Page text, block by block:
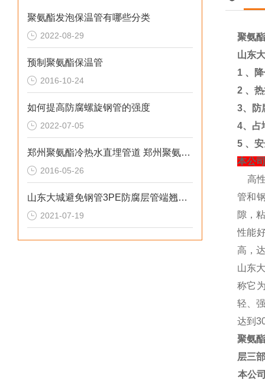
聚氨酯发泡保温管有哪些分类
2022-08-29
预制聚氨酯保温管
2016-10-24
如何提高防腐螺旋钢管的强度
2022-07-05
郑州聚氨酯冷热水直埋管道 郑州聚氨酯直埋保温管优点
2016-05-26
山东大城避免钢管3PE防腐层管端翘边的措施
2021-07-19
聚氨
山东
1 、
2 、
3、防
4、占
5 、
本公
高
管和
隙，
性能
高，
山东
称它
轻、
达到
聚氨
层三
本公